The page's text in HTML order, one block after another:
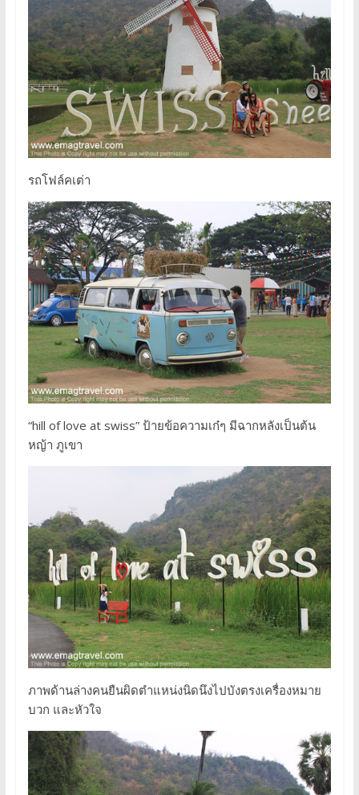
รถโฟล์คเต่า
“hill of love at swiss” ป้ายข้อความเก๋ๆ มีฉากหลังเป็นต้น
หญ้า ภูเขา
ภาพด้านล่างคนยืนผิดตำแหน่งนิดนึงไปบังตรงเครื่องหมาย
บวก และหัวใจ